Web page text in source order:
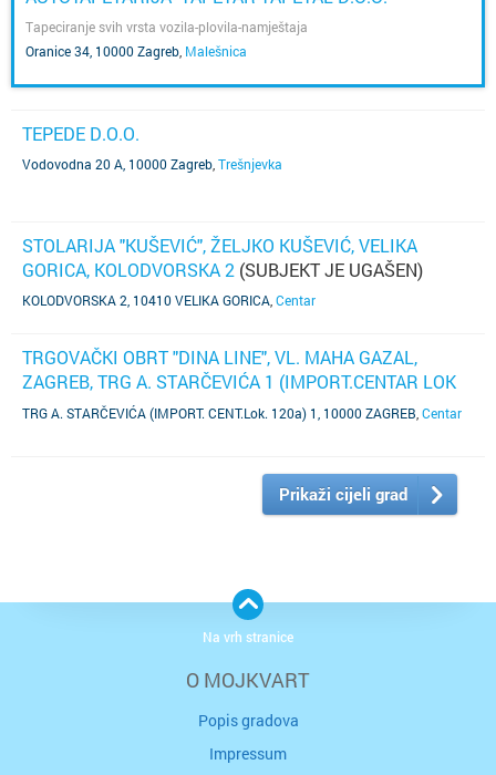
Tapeciranje svih vrsta vozila-plovila-namještaja
Oranice 34, 10000 Zagreb Malešnica
TEPEDE D.O.O.
Vodovodna 20 A, 10000 Zagreb Trešnjevka
STOLARIJA "KUŠEVIĆ", ŽELJKO KUŠEVIĆ, VELIKA
GORICA, KOLODVORSKA 2 (SUBJEKT JE UGAŠEN)
KOLODVORSKA 2, 10410 VELIKA GORICA Centar
TRGOVAČKI OBRT "DINA LINE", VL. MAHA GAZAL,
ZAGREB, TRG A. STARČEVIĆA 1 (IMPORT.CENTAR LOK
120A).(SUBJEKT JE UGAŠEN)
TRG A. STARČEVIĆA (IMPORT. CENT.Lok. 120a) 1, 10000 ZAGREB Centar
Prikaži cijeli grad
O MOJKVART
Popis gradova
Impressum
Na vrh stranice